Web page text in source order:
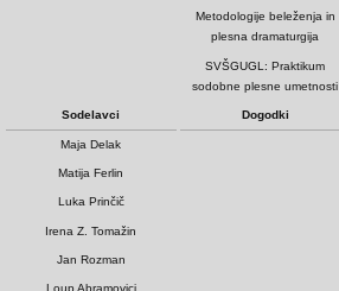
Metodologije beleženja in
plesna dramaturgija
SVŠGUGL: Praktikum
sodobne plesne umetnosti
Sodelavci
Maja Delak
Matija Ferlin
Luka Prinčič
Irena Z. Tomažin
Jan Rozman
Loup Abramovici
Dogodki